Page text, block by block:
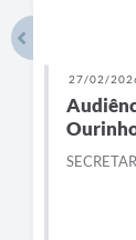
27/02/